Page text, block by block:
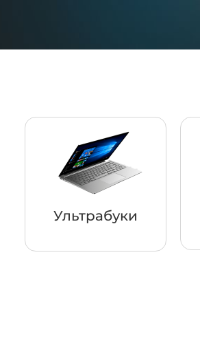
Ультрабуки